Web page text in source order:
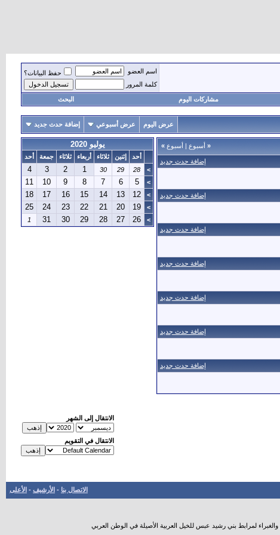
اسم العضو
حفظ البيانات؟
كلمة المرور
مشاركات اليوم البحث
عرض اليوم عرض أسبوعي إضافة حدث جديد
« أسبوع | أسبوع »
إضافة حدث جديد
إضافة حدث جديد
إضافة حدث جديد
إضافة حدث جديد
إضافة حدث جديد
إضافة حدث جديد
إضافة حدث جديد
يوليو 2020
أحد إثنين ثلاثاء أربعاء ثلاثاء جمعة
أحد
>
28
29
30
1
2
3
4
>
5
6
7
8
9
10
11
>
12
13
14
15
16
17
18
>
19
20
21
22
23
24
25
>
26
27
28
29
30
31
1
الانتقال إلى الشهر
الانتقال في التقويم
الاتصال بنا - الأرشيف - الأعلى
لمرابط بني رشيد عبس للخيل العربية الأصيلة في الوطن العربي